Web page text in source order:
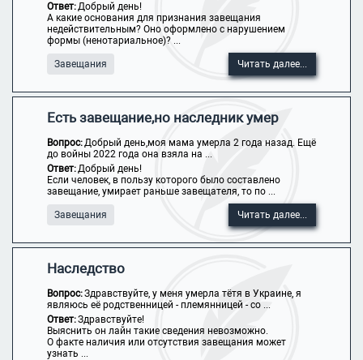
Ответ:Добрый день!
А какие основания для признания завещания
недействительным? Оно оформлено с нарушением
формы (ненотариальное)? ...
Завещания Читать далее...
Есть завещание,но наследник умер
Вопрос:Добрый день,моя мама умерла 2 года назад. Ещё
до войны 2022 года она взяла на ...
Ответ:Добрый день!
Если человек, в пользу которого было составлено
завещание, умирает раньше завещателя, то по ...
Завещания Читать далее...
Наследство
Вопрос:Здравствуйте, у меня умерла тётя в Украине, я
являюсь её родственницей - племянницей - со ...
Ответ:Здравствуйте!
Выяснить он лайн такие сведения невозможно.
О факте наличия или отсутствия завещания может
узнать ...